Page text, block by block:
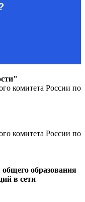
комитета России по
комитета России по
образования
в сети